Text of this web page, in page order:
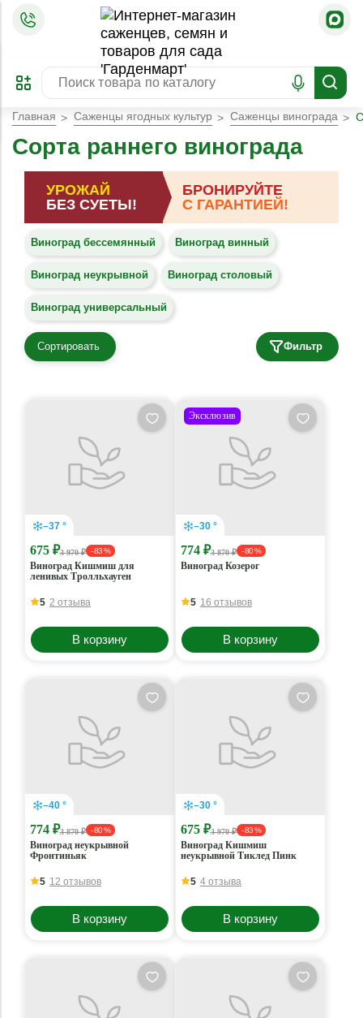
ПРЕДЗАКАЗ
ЗАБРОНИРОВАТЬ
ЛУЧШЕЕ
Главная Саженцы ягодных культур Саженцы винограда
Сорта раннего винограда
УРОЖАЙ
БЕЗ СУЕТЫ!
БРОНИРУЙТЕ
С ГАРАНТИЕЙ!
Виноград бессемянный Виноград винный
Виноград неукрывной Виноград столовый
Виноград универсальный
Сортировать Фильтр
–37 °
675 ₽3 970 ₽ - 83 %
Виноград Кишмиш для
ленивых Тролльхауген
5 2 отзыва
В корзину
Эксклюзив
–30 °
774 ₽3 870 ₽ - 80 %
Виноград Козерог
5 16 отзывов
В корзину
–40 °
774 ₽3 870 ₽ - 80 %
Виноград неукрывной
Фронтиньяк
5 12 отзывов
В корзину
–30 °
675 ₽3 970 ₽ - 83 %
Виноград Кишмиш
неукрывной Тиклед Пинк
5 4 отзыва
В корзину